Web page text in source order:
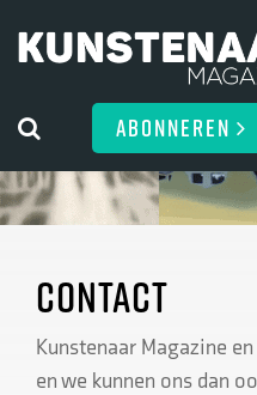
ABONNEREN
CONTACT
Kunstenaar Magazine en
en we kunnen ons dan